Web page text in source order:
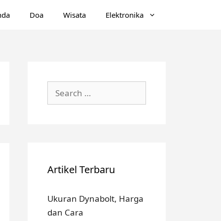
Doa Wisata Elektronika
Search
for:
Artikel Terbaru
Ukuran Dynabolt, Harga
dan Cara